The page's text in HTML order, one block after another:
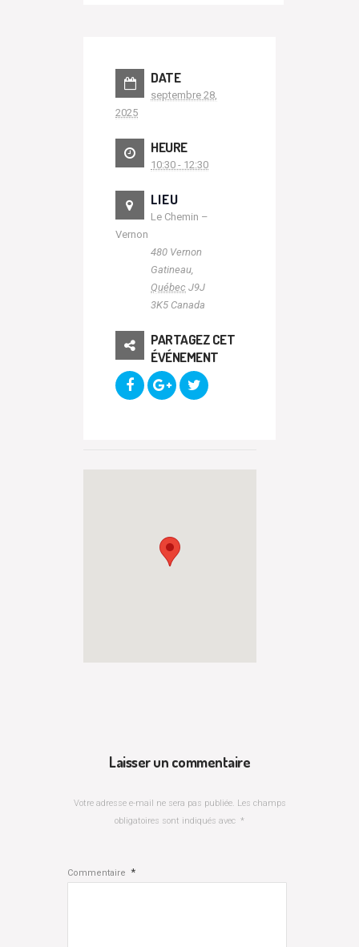
DATE
septembre 28,
2025
HEURE
10:30 - 12:30
LIEU
Le Chemin –
Vernon
480 Vernon
Gatineau,
Québec J9J
3K5 Canada
PARTAGEZ CET
ÉVÉNEMENT
Laisser un commentaire
Votre adresse e-mail ne sera pas publiée. Les champs
obligatoires sont indiqués avec *
Commentaire *